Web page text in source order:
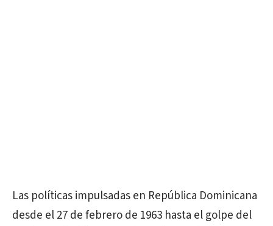
Las políticas impulsadas en República Dominicana
desde el 27 de febrero de 1963 hasta el golpe del